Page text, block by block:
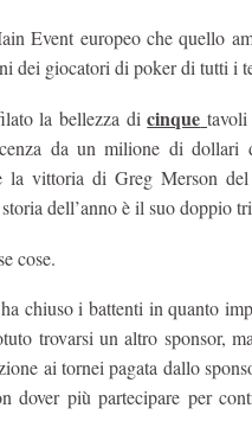
Event europeo che quello
dei giocatori di poker di tutti i
la bellezza dicinque
da un milione di dollari
la vittoria di Greg Merson
dell’anno è il suo doppio
cose.
chiuso i battenti in quanto
trovarsi un altro sponsor,
ai tornei pagata dallo
dover più partecipare per